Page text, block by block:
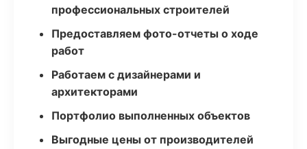
профессиональных строителей
Предоставляем фото-отчеты о ходе
работ
Работаем с дизайнерами и
архитекторами
Портфолио выполненных объектов
Выгодные цены от производителей